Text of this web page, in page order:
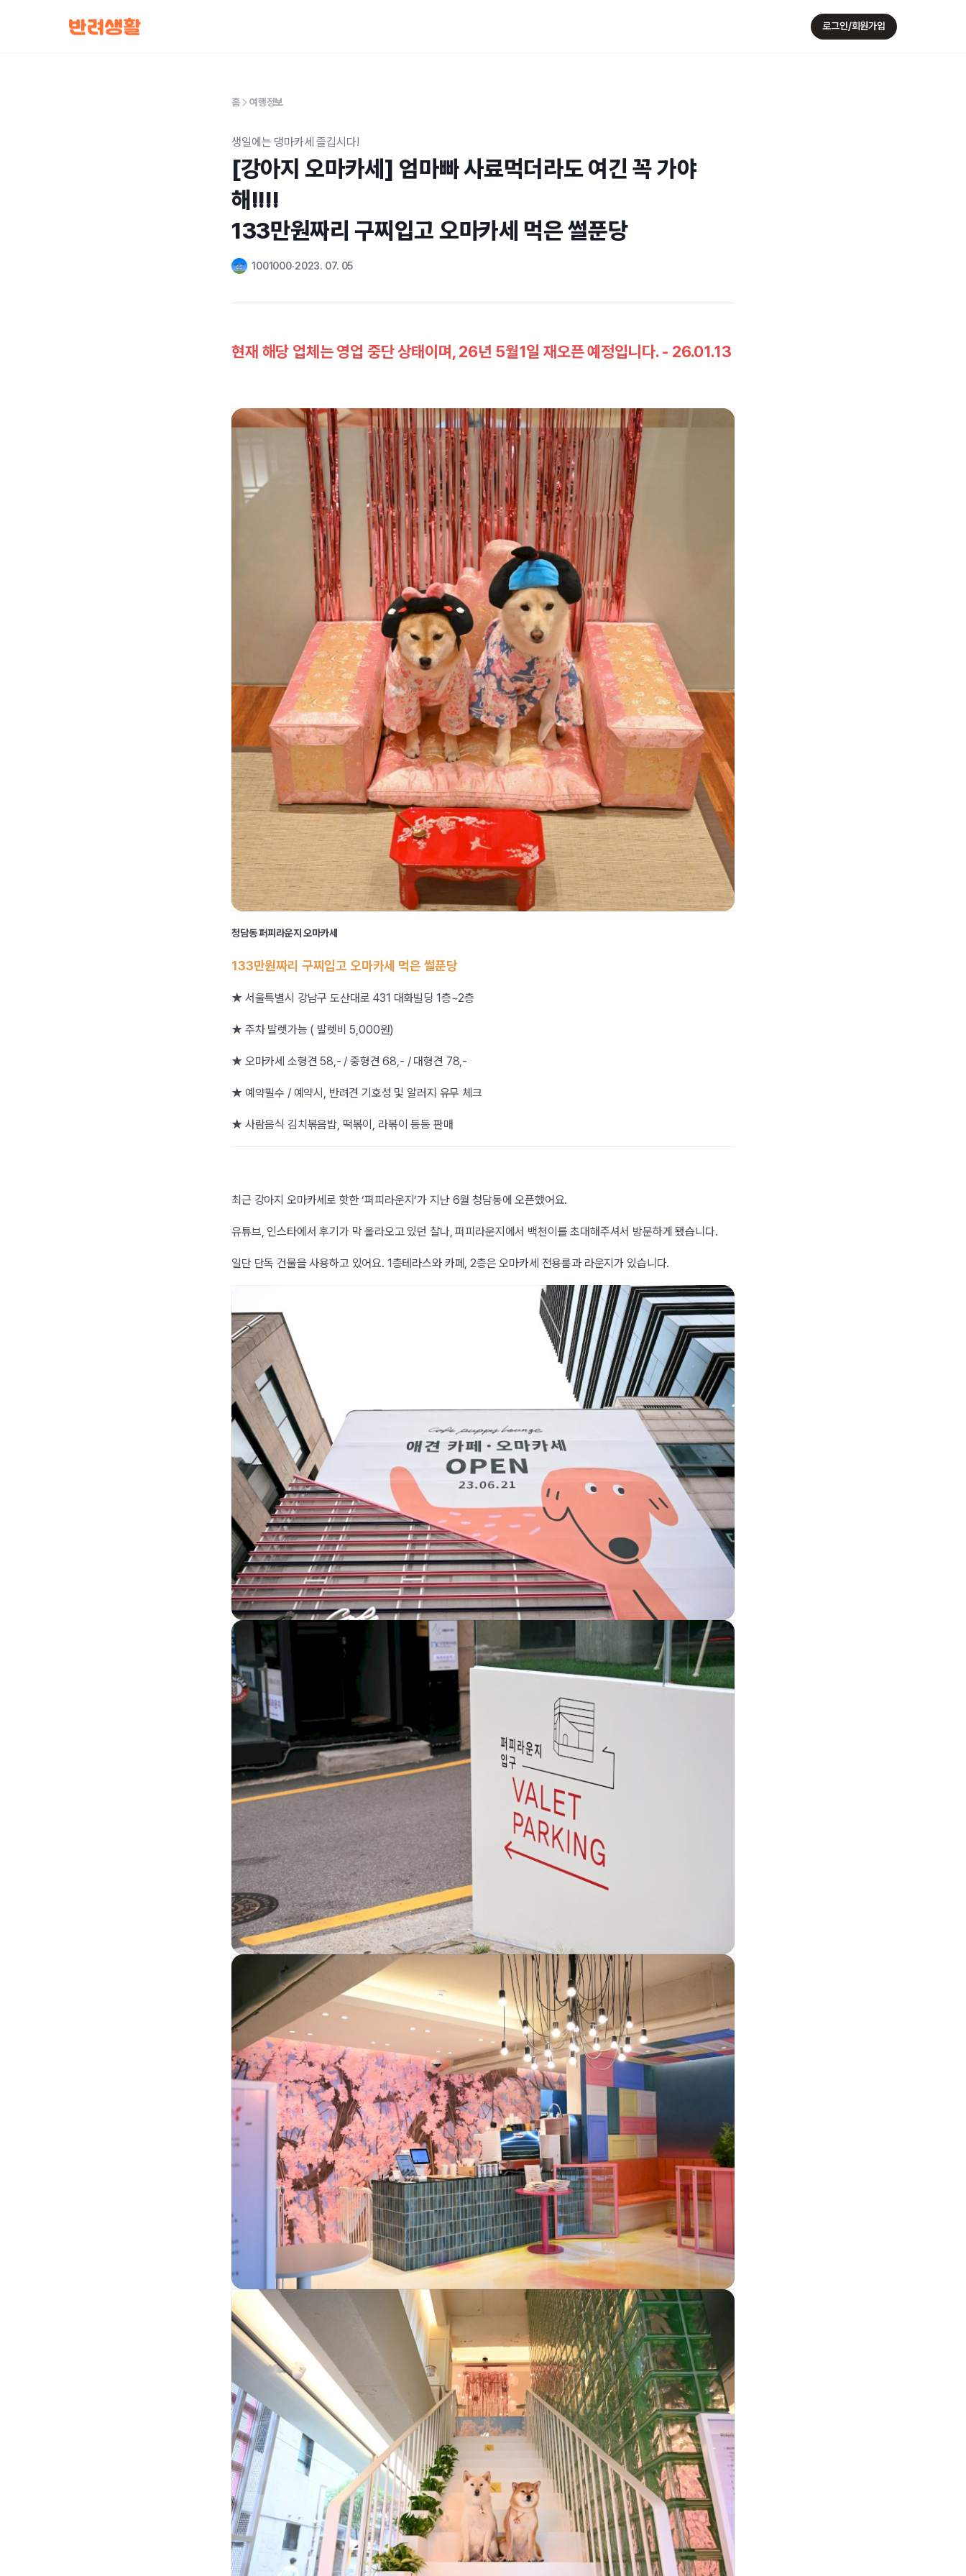
로그인/회원가입
홈 여행정보
생일에는 댕마카세 즐깁시다!
[강아지 오마카세] 엄마빠 사료먹더라도 여긴 꼭 가야
해!!!!
133만원짜리 구찌입고 오마카세 먹은 썰푼당
1001000 2023. 07. 05
현재 해당 업체는 영업 중단 상태이며, 26년 5월1일 재오픈 예정입니다. - 26.01.13
청담동 퍼피라운지 오마카세
133만원짜리 구찌입고 오마카세 먹은 썰푼당
★ 서울특별시 강남구 도산대로 431 대화빌딩 1층~2층
★ 주차 발렛가능 ( 발렛비 5,000원)
★ 오마카세 소형견 58,- / 중형견 68,- / 대형견 78,-
★ 예약필수 / 예약시, 반려견 기호성 및 알러지 유무 체크
★ 사람음식 김치볶음밥, 떡볶이, 라볶이 등등 판매
최근 강아지 오마카세로 핫한 ‘퍼피라운지’가 지난 6월 청담동에 오픈했어요.
유튜브, 인스타에서 후기가 막 올라오고 있던 찰나, 퍼피라운지에서 백천이를 초대해주셔서 방문하게 됐습니다.
일단 단독 건물을 사용하고 있어요. 1층테라스와 카페, 2층은 오마카세 전용룸과 라운지가 있습니다.